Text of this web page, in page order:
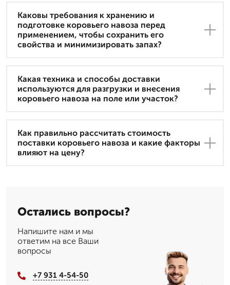
Каковы требования к хранению и
подготовке коровьего навоза перед
применением, чтобы сохранить его
свойства и минимизировать запах?
Какая техника и способы доставки
используются для разгрузки и внесения
коровьего навоза на поле или участок?
Как правильно рассчитать стоимость
поставки коровьего навоза и какие факторы
влияют на цену?
Остались вопросы?
Напишите нам и мы
ответим на все Ваши
вопросы
+7 931 4-54-50